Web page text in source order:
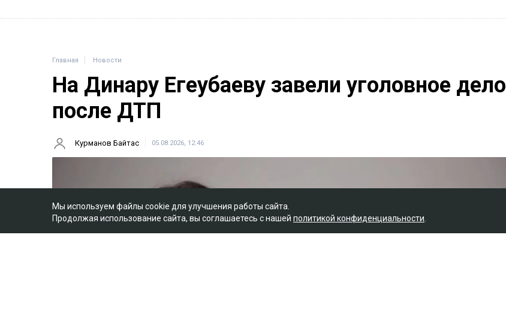
Главная Новости
На Динару Егеубаеву завели уголовное дело
после ДТП
Курманов Байтас 05.08.2026, 12:46
Мы используем файлы cookie для улучшения работы сайта.
Продолжая использование сайта, вы соглашаетесь с нашей политикой конфиденциальности